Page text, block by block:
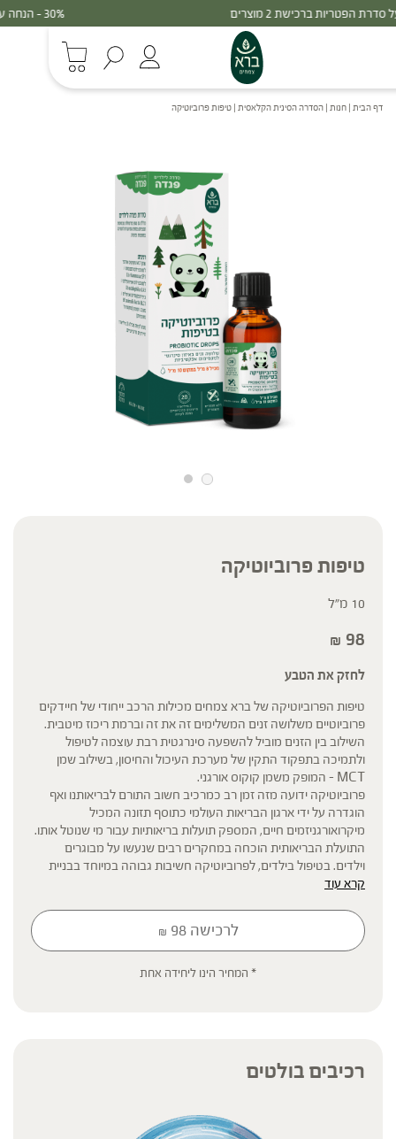
30% - הנחה על סדרת הפטריות ברכישת 3 מוצרים
דף הבית | חנות | הסדרה הסינית הקלאסית | טיפות פרוביוטיקה
טיפות פרוביוטיקה
10 מ"ל
₪ 98
לחזק את הטבע
טיפות הפרוביוטיקה של ברא צמחים מכילות הרכב ייחודי של חיידקים
פרוביוטיים משלושה זנים המשלימים זה את זה וברמת ריכוז מיטבית.
השילוב בין הזנים מוביל להשפעה סינרגטית רבת עוצמה לטיפול
ולתמיכה בתפקוד התקין של מערכת העיכול והחיסון, בשילוב שמן
MCT – המופק משמן קוקוס אורגני.
פרוביוטיקה ידועה מזה זמן רב כמרכיב חשוב התורם לבריאותנו ואף
הוגדרה על ידי ארגון הבריאות העולמי כתוסף תזונה המכיל
מיקרואורגניזמים חיים, המספק תועלות בריאותיות עבור מי שנוטל אותו.
התועלת הבריאותית הוכחה במחקרים רבים שנעשו על מבוגרים
וילדים. בטיפול בילדים, לפרוביוטיקה חשיבות גבוהה במיוחד בבניית
מיקרוביום מאוזן ומגוון. בשלבי החיים המוקדמים המיקרוביום נמצא
מחלה הגורמים לתופעות רווחות כמו שלשולים, זיהומים במערכת
העיכול, התקררויות חוזרות ועוד.
הציבור או לשמש לגביו כהמלצה או הוראה או עצה לשימוש או שינוי או
הורדה של תרופה כלשהי, ואין בו תחליף לייעוץ רפואי פרטני או אחר. נשים
תרופות מרשם – יש להיוועץ ברופא לפני השימוש. המונח 'צמחי מרפא'
מתייחס להגדרה המקובלת ברפואת הצמחים המסורתית.
קרא עוד
לרכישה ₪ 98
* המחיר הינו ליחידה אחת
רכיבים בולטים